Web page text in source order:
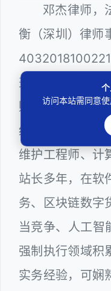
邓杰律师，
衡（深圳）律师
兼任深圳市人民
购评审专家（法
统公职律师、
维护工程师、计
站长多年，在软
务、区块链数字
当竞争、人工智
强制执行领域积
实务经验，可娴
访问本站需同意